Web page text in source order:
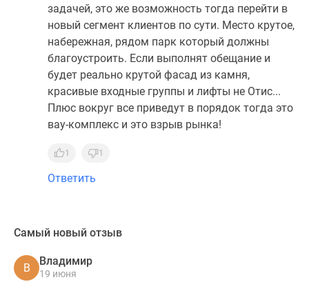
задачей, это же возможность тогда перейти в
новый сегмент клиентов по сути. Место крутое,
набережная, рядом парк который должны
благоустроить. Если выполнят обещание и
будет реально крутой фасад из камня,
красивые входные группы и лифты не Отис...
Плюс вокруг все приведут в порядок тогда это
вау-комплекс и это взрыв рынка!
1 1
Ответить
Самый новый отзыв
В
Владимир
19 июня